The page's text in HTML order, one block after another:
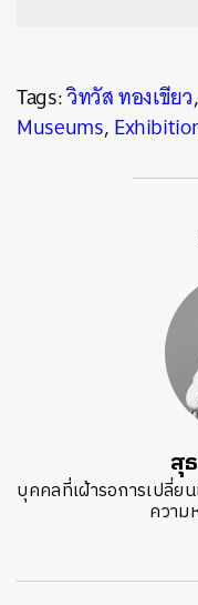
Tags:วิทวัส ทองเขียว
Museums,
สุ
บุคคลที่เฝ้ารอการเปลี่ย
ความ